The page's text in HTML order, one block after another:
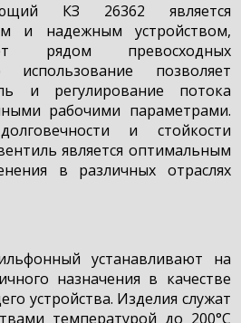
КЗ 26362 является
и надежным устройством,
рядом превосходных
использование позволяет
и регулирование потока
рабочими параметрами.
и стойкости
является оптимальным
в различных отраслях
устанавливают на
назначения в качестве
устройства. Изделия служат
температурой до 200°С